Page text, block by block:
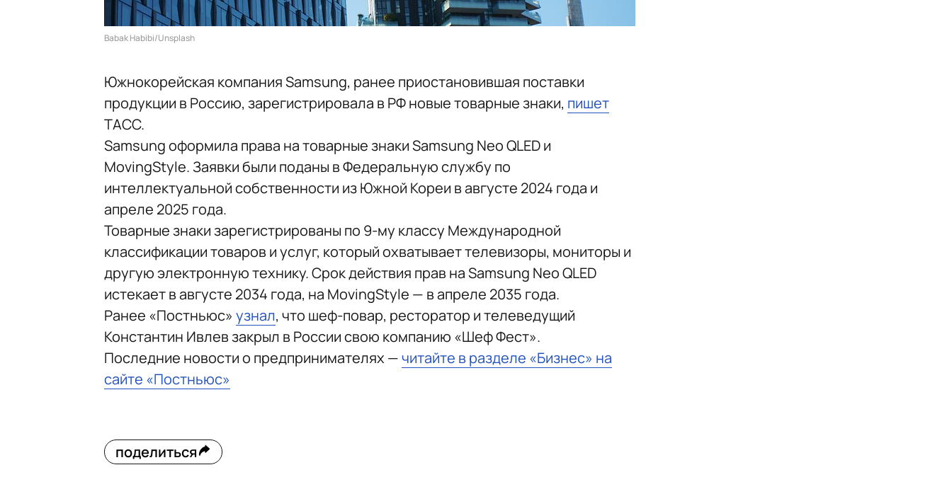
Babak Habibi/Unsplash
Южнокорейская компания Samsung, ранее приостановившая поставки
продукции в Россию, зарегистрировала в РФ новые товарные знаки, пишет
ТАСС.
Samsung оформила права на товарные знаки Samsung Neo QLED и
MovingStyle. Заявки были поданы в Федеральную службу по
интеллектуальной собственности из Южной Кореи в августе 2024 года и
апреле 2025 года.
Товарные знаки зарегистрированы по 9-му классу Международной
классификации товаров и услуг, который охватывает телевизоры, мониторы и
другую электронную технику. Срок действия прав на Samsung Neo QLED
истекает в августе 2034 года, на MovingStyle — в апреле 2035 года.
Ранее «Постньюс» узнал, что шеф-повар, ресторатор и телеведущий
Константин Ивлев закрыл в России свою компанию «Шеф Фест».
Последние новости о предпринимателях —читайте в разделе «Бизнес» на
сайте «Постньюс»
поделиться